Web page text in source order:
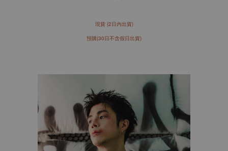
現貨 (2日內出貨)
預購(30日不含假日出貨)